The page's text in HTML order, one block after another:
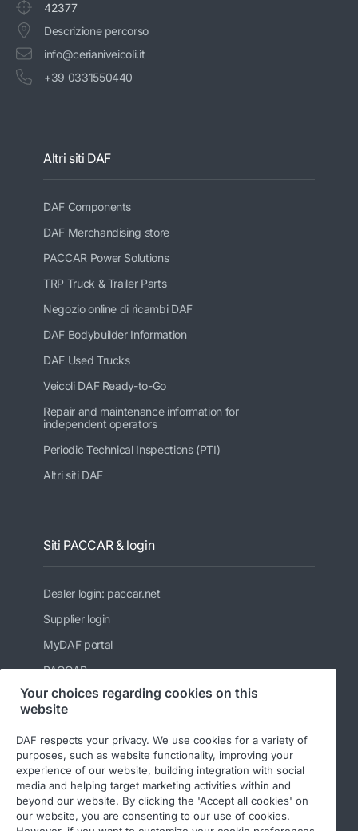
42377
Descrizione percorso
info@cerianiveicoli.it
+39 0331550440
Altri siti DAF
DAF Components
DAF Merchandising store
PACCAR Power Solutions
TRP Truck & Trailer Parts
Negozio online di ricambi DAF
DAF Bodybuilder Information
DAF Used Trucks
Veicoli DAF Ready-to-Go
Repair and maintenance information for
independent operators
Periodic Technical Inspections (PTI)
Altri siti DAF
Siti PACCAR & login
Dealer login: paccar.net
Supplier login
MyDAF portal
PACCAR
Kenworth
Leyland Trucks Ltd
Your choices regarding cookies on this
website
DAF respects your privacy. We use cookies for a variety of
purposes, such as website functionality, improving your
experience of our website, building integration with social
media and helping target marketing activities within and
beyond our website. By clicking the 'Accept all cookies' on
our website, you are consenting to our use of cookies.